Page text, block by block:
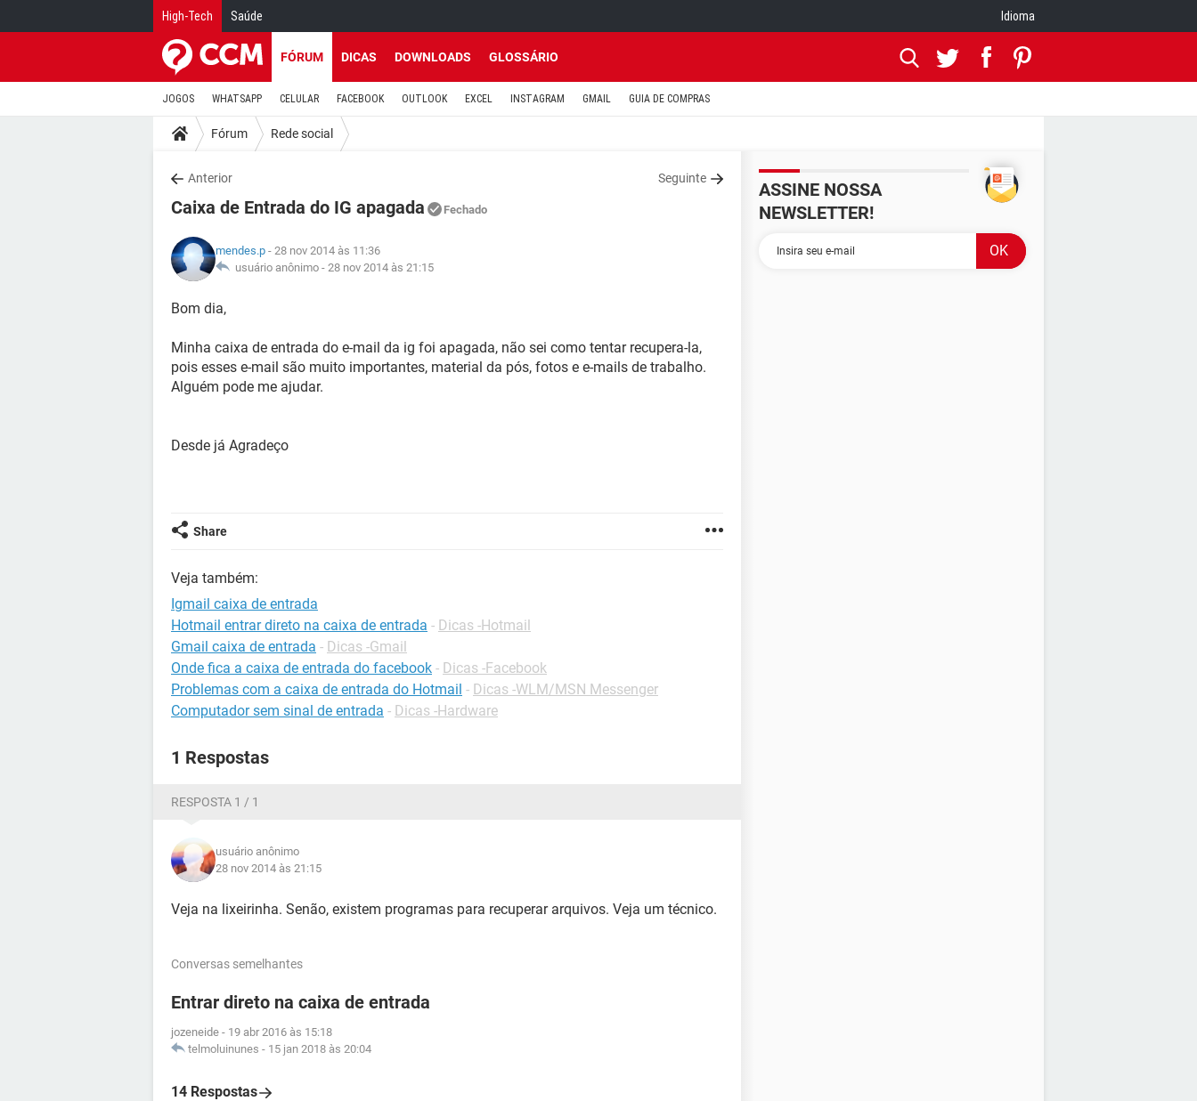
High-Tech Saúde Idioma
FÓRUM DICAS DOWNLOADS GLOSSÁRIO
JOGOS WHATSAPP CELULAR FACEBOOK OUTLOOK EXCEL INSTAGRAM GMAIL GUIA DE COMPRAS
Fórum Rede social
Anterior Seguinte
Caixa de Entrada do IG apagada Fechado
mendes.p - 28 nov 2014 às 11:36
usuário anônimo - 28 nov 2014 às 21:15
Bom dia,
Minha caixa de entrada do e-mail da ig foi apagada, não sei como tentar recupera-la,
pois esses e-mail são muito importantes, material da pós, fotos e e-mails de trabalho.
Alguém pode me ajudar.
Desde já Agradeço
Share
Veja também:
Igmail caixa de entrada
Hotmail entrar direto na caixa de entrada - Dicas -Hotmail
Gmail caixa de entrada - Dicas -Gmail
Onde fica a caixa de entrada do facebook - Dicas -Facebook
Problemas com a caixa de entrada do Hotmail - Dicas -WLM/MSN Messenger
Computador sem sinal de entrada - Dicas -Hardware
1 Respostas
RESPOSTA 1 / 1
usuário anônimo
28 nov 2014 às 21:15
Veja na lixeirinha. Senão, existem programas para recuperar arquivos. Veja um técnico.
Conversas semelhantes
Entrar direto na caixa de entrada
jozeneide - 19 abr 2016 às 15:18
telmoluinunes - 15 jan 2018 às 20:04
14 Respostas
ASSINE NOSSA
NEWSLETTER!